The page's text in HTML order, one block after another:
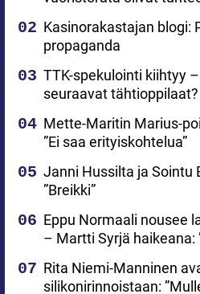
Kasinorakastajan blogi:
propaganda
TTK-spekulointi kiihtyy
seuraavat tähtioppilaat?
Mette-Maritin Marius-
”Ei saa erityiskohtelua”
Janni Hussilta ja Sointu
”Breikki”
Eppu Normaali nousee
– Martti Syrjä haikeana:
Rita Niemi-Manninen
silikonirinnoistaan: